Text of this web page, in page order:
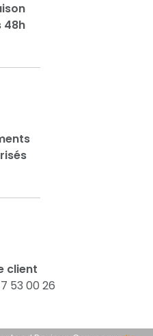
48h
client
53 00 26